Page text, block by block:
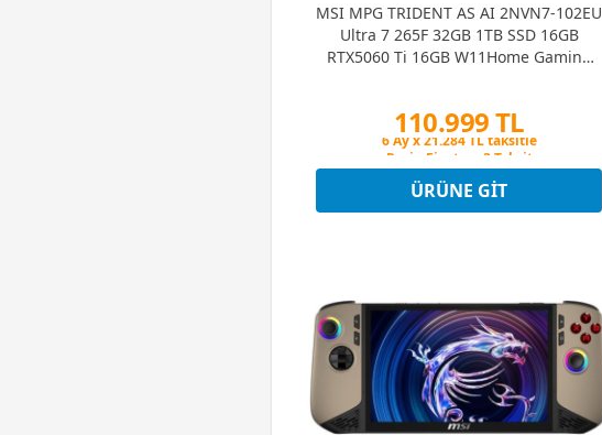
MSI MPG TRIDENT AS AI 2NVN7-102EU
Ultra 7 265F 32GB 1TB SSD 16GB
RTX5060 Ti 16GB W11Home Gaming
110.999 TL
Peşin Fiyatına 3 Taksit
Peşin Fiyatına 3 Taksit
ÜRÜNE GIT